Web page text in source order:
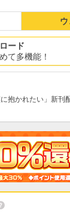
ード
て多機能！
抱かれたい」新刊